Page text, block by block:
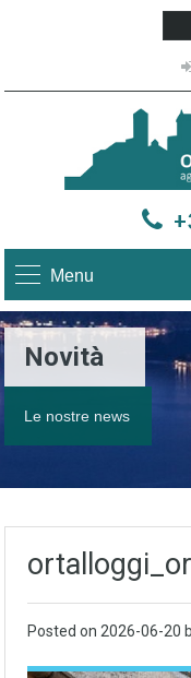
Menu
Novità
Le nostre news
Posted on 2026-06-20